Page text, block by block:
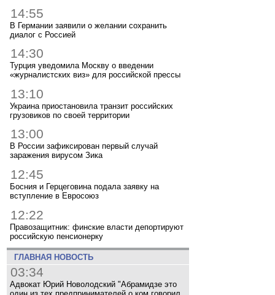
14:55
В Германии заявили о желании сохранить
диалог с Россией
14:30
Турция уведомила Москву о введении
«журналистских виз» для российской прессы
13:10
Украина приостановила транзит российских
грузовиков по своей территории
13:00
В России зафиксирован первый случай
заражения вирусом Зика
12:45
Босния и Герцеговина подала заявку на
вступление в Евросоюз
12:22
Правозащитник: финские власти депортируют
российскую пенсионерку
ГЛАВНАЯ НОВОСТЬ
03:34
Адвокат Юрий Новолодский "Абрамидзе это